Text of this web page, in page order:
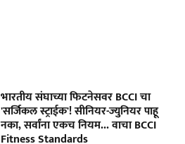
भारतीय संघाच्या फिटनेसवर BCCI चा
'सर्जिकल स्ट्राईक'! सीनियर-ज्युनियर पाहू
नका, सर्वांना एकच नियम... वाचा BCCI
Fitness Standards